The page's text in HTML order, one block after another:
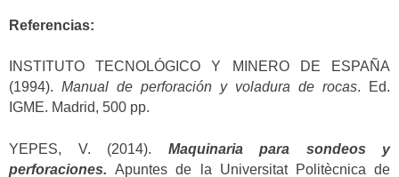
Referencias:
INSTITUTO TECNOLÓGICO Y MINERO DE ESPAÑA
(1994). Manual de perforación y voladura de rocas. Ed.
IGME. Madrid, 500 pp.
YEPES, V. (2014). Maquinaria para sondeos y
perforaciones. Apuntes de la Universitat Politècnica de